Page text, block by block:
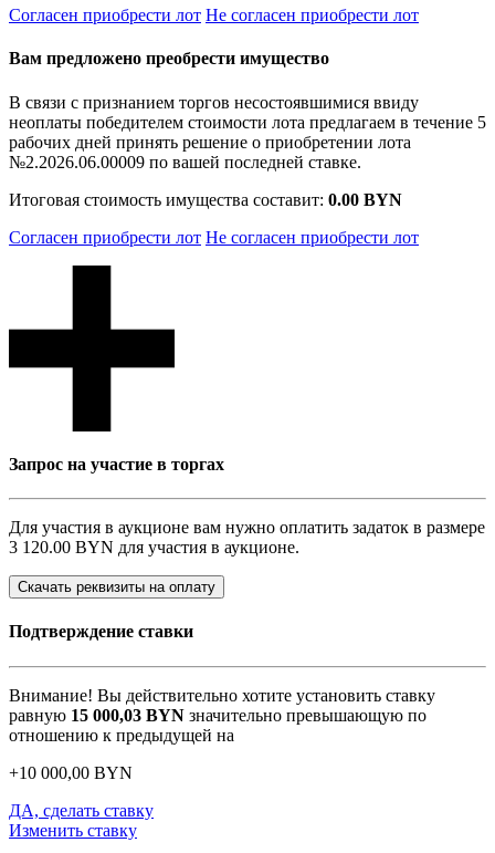
Согласен приобрести лот Не согласен приобрести лот
Вам предложено преобрести имущество
В связи с признанием торгов несостоявшимися ввиду
неоплаты победителем стоимости лота предлагаем в течение 5
рабочих дней принять решение о приобретении лота
№2.2026.06.00009 по вашей последней ставке.
Итоговая стоимость имущества составит: 0.00 BYN
Согласен приобрести лот Не согласен приобрести лот
Запрос на участие в торгах
Для участия в аукционе вам нужно оплатить задаток в размере
3 120.00 BYN для участия в аукционе.
Скачать реквизиты на оплату
Подтверждение ставки
Внимание! Вы действительно хотите установить ставку
равную 15 000,03 BYN значительно превышающую по
отношению к предыдущей на
+10 000,00 BYN
ДА, сделать ставку
Изменить ставку